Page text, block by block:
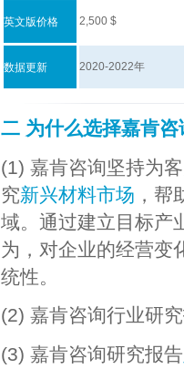
英文版价格 2,500 $
数据更新 2020-2022年
二 为什么选择嘉肯
(1) 嘉肯咨询坚持为
究新兴材料市场 ，
域。通过建立目标产
为，对企业的经营变
统性。
(2) 嘉肯咨询行业研
(3) 嘉肯咨询研究报告